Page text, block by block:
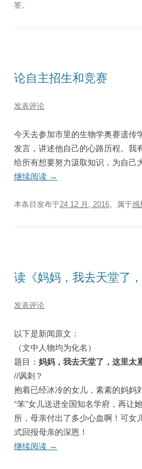
签。
论自主招生和竞赛
发表评论
今天去参加市里的生物学奥赛遗传
发言，讲述他自己的心路历程。我
给所有想要努力汲取知识，为自己
继续阅读 →
本条目发布于24 12 月, 2016。属于感
读《妈妈，我去天堂了
发表评论
以下是新闻原文：
（文中人物均为化名）
题目： 妈妈，我去天堂了，这里太
//讽刺？
抱着已经冰冷的女儿，素素的妈妈
“笨”女儿送进全国知名学府，再让
所，母亲付出了多少心血啊！可女
式回报母亲的深恩！
继续阅读 →